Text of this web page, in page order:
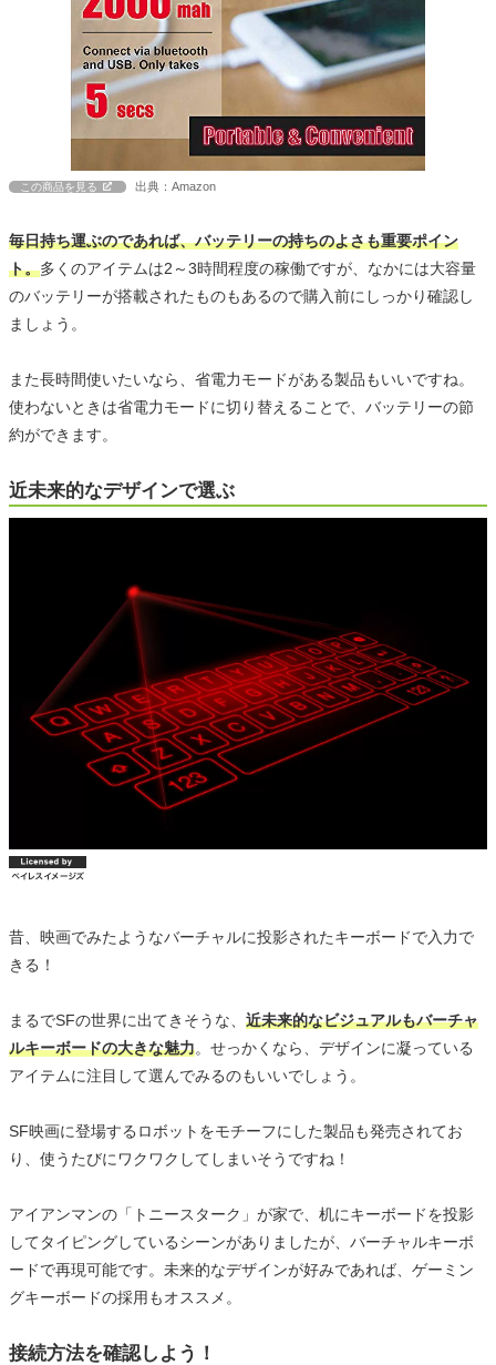
この商品を見る 出典：Amazon
毎日持ち運ぶのであれば、バッテリーの持ちのよさも重要ポイン
ト。多くのアイテムは2～3時間程度の稼働ですが、なかには大容量
のバッテリーが搭載されたものもあるので購入前にしっかり確認し
ましょう。
また長時間使いたいなら、省電力モードがある製品もいいですね。
使わないときは省電力モードに切り替えることで、バッテリーの節
約ができます。
近未来的なデザインで選ぶ
昔、映画でみたようなバーチャルに投影されたキーボードで入力で
きる！
まるでSFの世界に出てきそうな、 近未来的なビジュアルもバーチャ
ルキーボードの大きな魅力。せっかくなら、デザインに凝っている
アイテムに注目して選んでみるのもいいでしょう。
SF映画に登場するロボットをモチーフにした製品も発売されてお
り、使うたびにワクワクしてしまいそうですね！
アイアンマンの「トニースターク」が家で、机にキーボードを投影
してタイピングしているシーンがありましたが、バーチャルキーボ
ードで再現可能です。未来的なデザインが好みであれば、ゲーミン
グキーボードの採用もオススメ。
接続方法を確認しよう！